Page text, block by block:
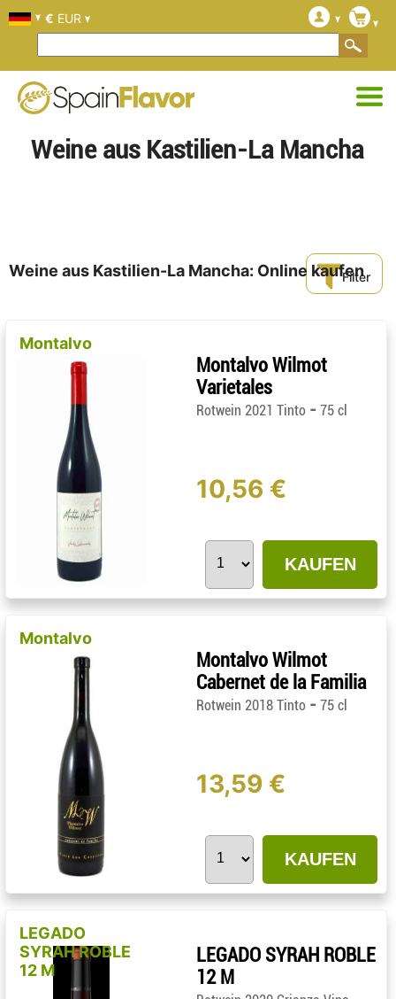
Weine aus Kastilien-La Mancha
Weine aus Kastilien-La Mancha: Online kaufen
Filter
Montalvo
Montalvo Wilmot
Varietales
Rotwein 2021 Tinto - 75 cl
10,56 €
KAUFEN
Montalvo
Montalvo Wilmot
Cabernet de la Familia
Rotwein 2018 Tinto - 75 cl
13,59 €
KAUFEN
LEGADO
SYRAH ROBLE
12 M
LEGADO SYRAH ROBLE
12 M
€ EUR